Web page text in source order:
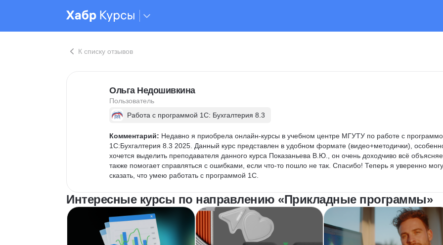
К списку отзывов
Ольга Недошивкина
Пользователь
Работа с программой 1С: Бухгалтерия 8.3
Комментарий: Недавно я приобрела онлайн-курсы в учебном центре МГУТУ по работе с
1С:Бухгалтерия 8.3 2025. Данный курс представлен в удобном формате (видео+методички),
хочется выделить преподавателя данного курса Показаньева В.Ю., он очень доходчиво всё
также помогает справляться с ошибками, если что-то пошло не так. Спасибо! Теперь я уверенно могу
сказать, что умею работать с программой 1С.
Интересные курсы по направлению «Прикладные программы»